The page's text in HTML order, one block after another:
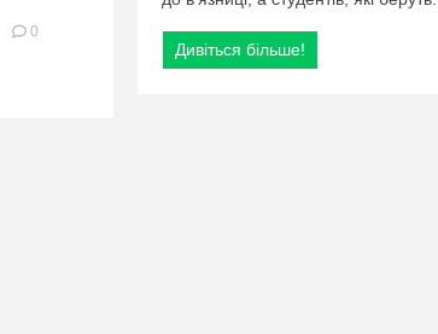
0
у
протестах
Дивіться більше!